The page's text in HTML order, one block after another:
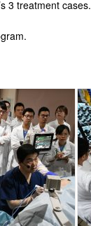
3 treatment cases.